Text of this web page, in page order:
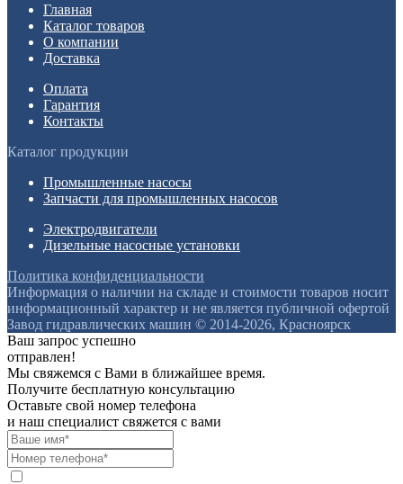
Главная
Каталог товаров
О компании
Доставка
Оплата
Гарантия
Контакты
Каталог продукции
Промышленные насосы
Запчасти для промышленных насосов
Электродвигатели
Дизельные насосные установки
Политика конфиденциальности
Информация о наличии на складе и стоимости товаров носит
информационный характер и не является публичной офертой
Завод гидравлических машин © 2014-2026, Красноярск
Ваш запрос успешно
отправлен!
Мы свяжемся с Вами в ближайшее время.
Получите бесплатную консультацию
Оставьте свой номер телефона
и наш специалист свяжется с вами